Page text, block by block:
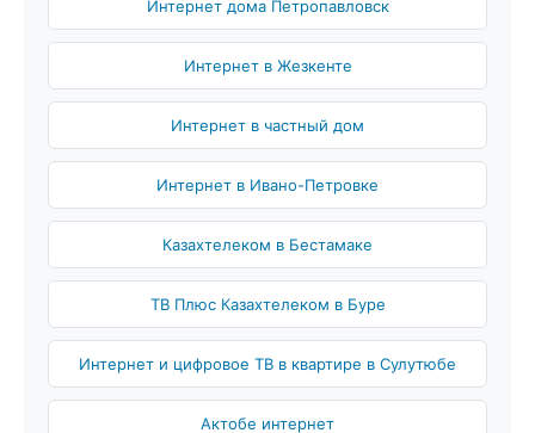
Интернет дома Петропавловск
Интернет в Жезкенте
Интернет в частный дом
Интернет в Ивано-Петровке
Казахтелеком в Бестамаке
ТВ Плюс Казахтелеком в Буре
Интернет и цифровое ТВ в квартире в Сулутюбе
Актобе интернет